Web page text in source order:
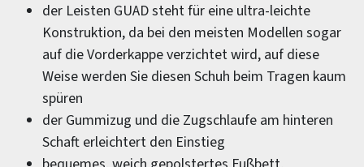
der Leisten GUAD steht für eine ultra-leichte
Konstruktion, da bei den meisten Modellen sogar
auf die Vorderkappe verzichtet wird, auf diese
Weise werden Sie diesen Schuh beim Tragen kaum
spüren
der Gummizug und die Zugschlaufe am hinteren
Schaft erleichtert den Einstieg